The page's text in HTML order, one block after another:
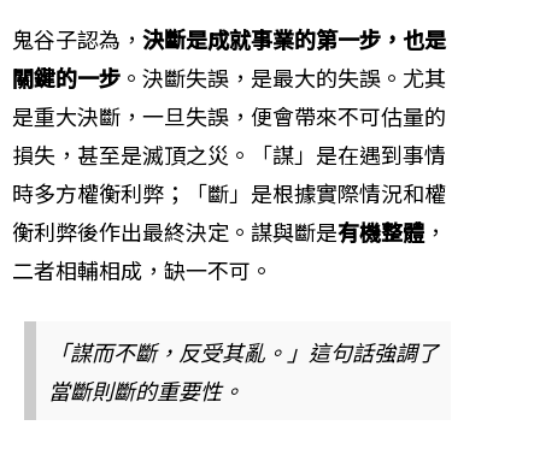
鬼谷子認為， 決斷是成就事業的第一步，也是
關鍵的一步 。決斷失誤，是最大的失誤。尤其
是重大決斷，一旦失誤，便會帶來不可估量的
損失，甚至是滅頂之災。「謀」是在遇到事情
時多方權衡利弊；「斷」是根據實際情況和權
衡利弊後作出最終決定。謀與斷是有機整體 ，
二者相輔相成，缺一不可。
「謀而不斷，反受其亂。」這句話強調了
當斷則斷的重要性。